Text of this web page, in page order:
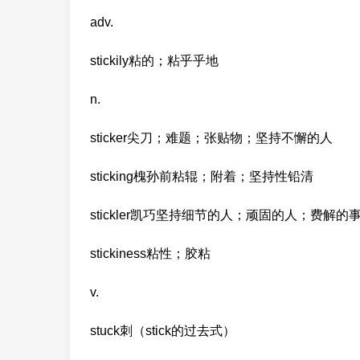
adv.
stickily粘的；粘乎乎地
n.
sticker尖刀；难题；张贴物；坚持不懈的人
sticking槐孙前粘辊；附着；坚持性铅清
stickler凯巧坚持细节的人；顽固的人；费解的
stickiness粘性；胶粘
v.
stuck刺（stick的过去式）